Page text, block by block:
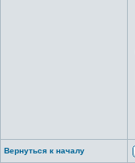
Вернуться к началу